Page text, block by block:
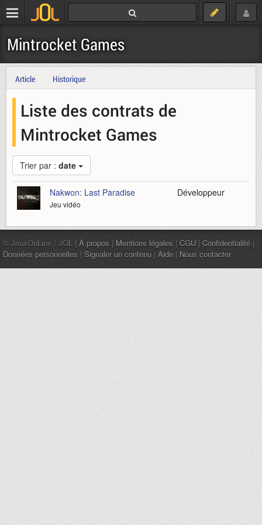
Mintrocket Games
Article Historique
Liste des contrats de
Mintrocket Games
Trier par : date
Nakwon: Last Paradise
Jeu vidéo
Développeur
© JeuxOnLine / JOL | À propos | Mentions légales | CGU | Confidentialité |
Données personnelles | Signaler un contenu | Aide | Nous contacter